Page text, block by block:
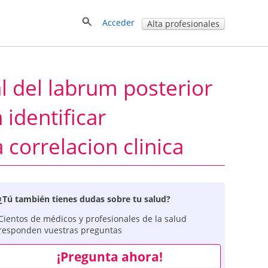
Acceder Alta profesionales
del labrum posterior
identificar
correlacion clinica
también tienes dudas sobre tu salud?
de médicos y profesionales de la salud
vuestras preguntas
¡Pregunta ahora!